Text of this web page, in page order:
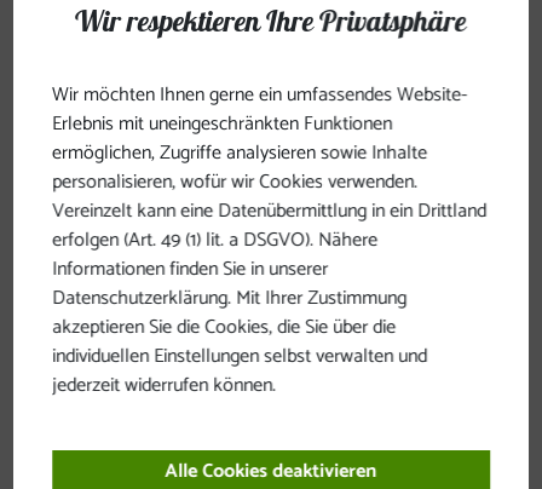
Wir respektieren Ihre Privatsphäre
Wir möchten Ihnen gerne ein umfassendes Website-
Erlebnis mit uneingeschränkten Funktionen
ermöglichen, Zugriffe analysieren sowie Inhalte
personalisieren, wofür wir Cookies verwenden.
Vereinzelt kann eine Datenübermittlung in ein Drittland
erfolgen (Art. 49 (1) lit. a DSGVO). Nähere
Informationen finden Sie in unserer
Datenschutzerklärung. Mit Ihrer Zustimmung
akzeptieren Sie die Cookies, die Sie über die
individuellen Einstellungen selbst verwalten und
jederzeit widerrufen können.
Alle Cookies deaktivieren